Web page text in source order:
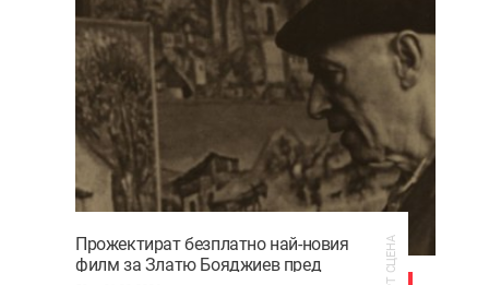
Прожектират безплатно най-новия
филм за Златю Бояджиев пред
АРТ СЦЕНА